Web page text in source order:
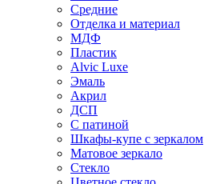
Средние
Отделка и материал
МДФ
Пластик
Alvic Luxe
Эмаль
Акрил
ДСП
С патиной
Шкафы-купе с зеркалом
Матовое зеркало
Стекло